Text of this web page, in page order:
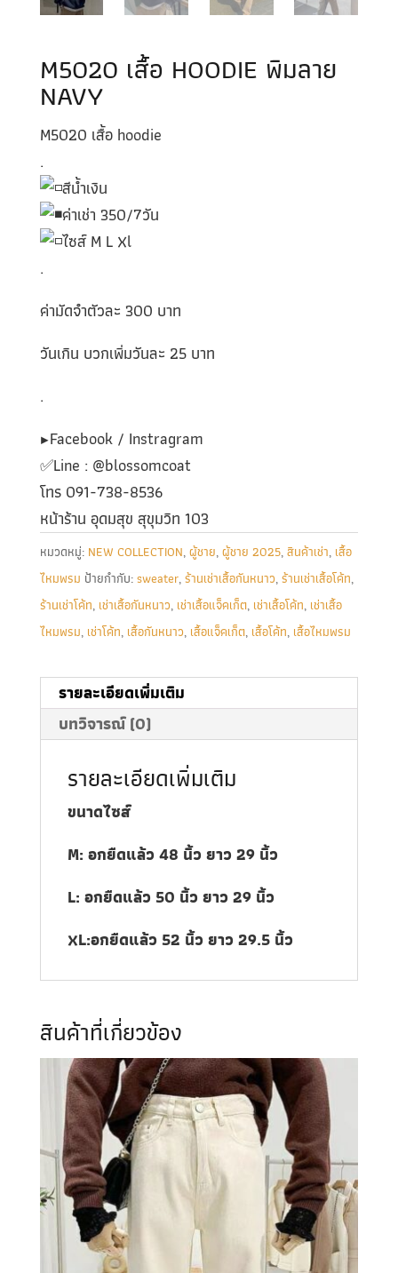
M5020 เสื้อ HOODIE พิมลาย
NAVY
M5020 เสื้อ hoodie
.
สีน้ำเงิน
ค่าเช่า 350/7วัน
ไซส์ M L Xl
.
ค่ามัดจำตัวละ 300 บาท
วันเกิน บวกเพิ่มวันละ 25 บาท
.
▶️Facebook / Instragram
✅️Line : @blossomcoat
โทร 091-738-8536
หน้าร้าน อุดมสุข สุขุมวิท 103
หมวดหมู่: NEW COLLECTION,ผู้ชาย,ผู้ชาย 2025,สินค้าเช่า, เสื้อ
ไหมพรม ป้ายกำกับ:sweater,ร้านเช่าเสื้อกันหนาว,ร้านเช่าเสื้อโค้ท,
ร้านเช่าโค้ท, เช่าเสื้อกันหนาว, เช่าเสื้อแจ็คเก็ต, เช่าเสื้อโค้ท, เช่าเสื้อ
ไหมพรม, เช่าโค้ท, เสื้อกันหนาว, เสื้อแจ็คเก็ต, เสื้อโค้ท, เสื้อไหมพรม
รายละเอียดเพิ่มเติม
บทวิจารณ์ (0)
รายละเอียดเพิ่มเติม
ขนาดไซส์
M: อกยืดแล้ว 48 นิ้ว ยาว 29 นิ้ว
L: อกยืดแล้ว 50 นิ้ว ยาว 29 นิ้ว
XL:อกยืดแล้ว 52 นิ้ว ยาว 29.5 นิ้ว
สินค้าที่เกี่ยวข้อง